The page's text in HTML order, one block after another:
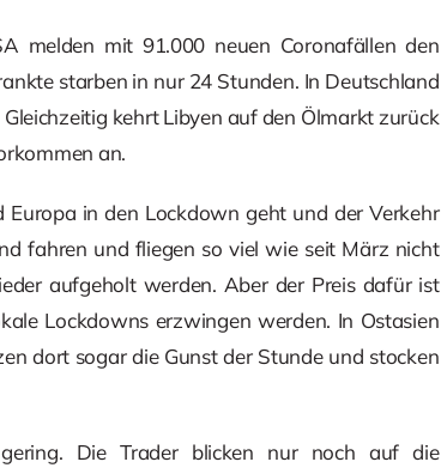
melden mit 91.000 neuen Coronafällen den
starben in nur 24 Stunden. In Deutschland
kehrt Libyen auf den Ölmarkt zurück
an.
in den Lockdown geht und der Verkehr
fahren und fliegen so viel wie seit März nicht
aufgeholt werden. Aber der Preis dafür ist
Lockdowns erzwingen werden. In Ostasien
dort sogar die Gunst der Stunde und stocken
Die Trader blicken nur noch auf die